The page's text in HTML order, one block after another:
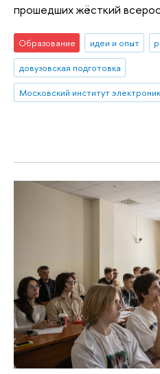
прошедших жёсткий
Образование идеи и опыт
довузовская подготовка